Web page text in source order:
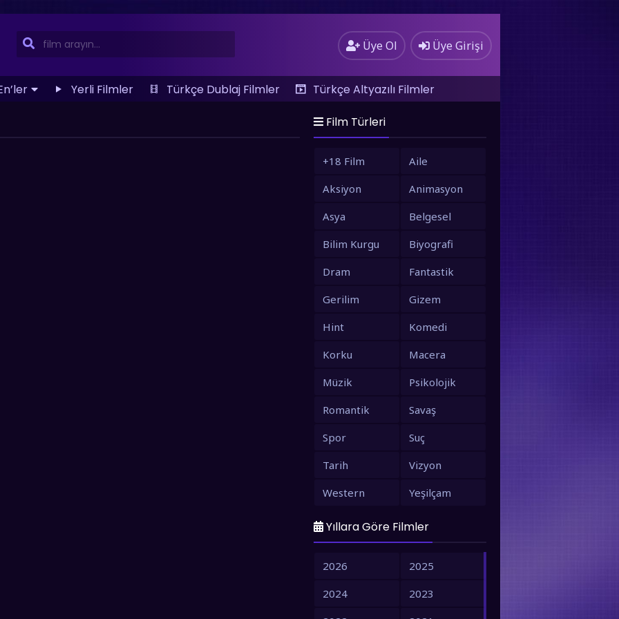
Üye Ol Üye Girişi
Yerli Filmler Türkçe Dublaj Filmler
Türkçe Altyazılı Filmler
Film Türleri
+18 Film
Aile
Aksiyon
Animasyon
Asya
Belgesel
Bilim Kurgu
Biyografi
Dram
Fantastik
Gerilim
Gizem
Hint
Komedi
Korku
Macera
Müzik
Psikolojik
Romantik
Savaş
Spor
Suç
Tarih
Vizyon
Western
Yeşilçam
Yıllara Göre Filmler
2026
2025
2024
2023